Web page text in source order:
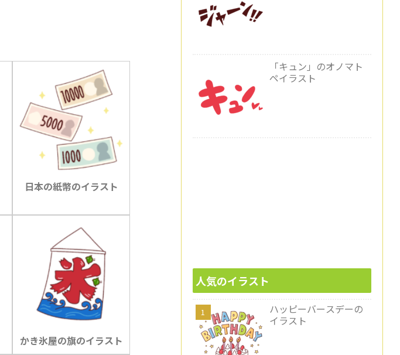
日本の紙幣のイラスト
かき氷屋の旗のイラスト
「キュン」のオノマト
ペイラスト
人気のイラスト
ハッピーバースデーの
イラスト